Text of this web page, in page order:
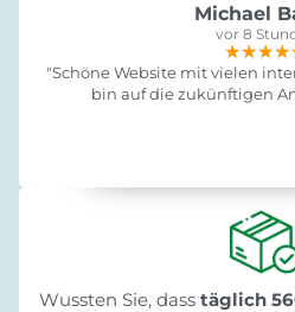
Michael
vor 8
"Schöne Website mit vielen
bin auf die zukünftigen
Wussten Sie, dass täglich